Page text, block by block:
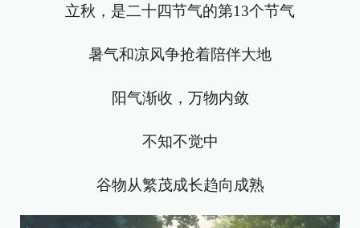
立秋，是二十四节气的第13个节气
暑气和凉风争抢着陪伴大地
阳气渐收，万物内敛
不知不觉中
谷物从繁茂成长趋向成熟